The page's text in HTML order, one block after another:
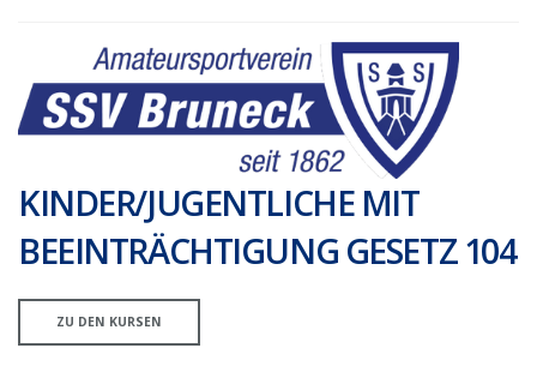
KINDER/JUGENTLICHE MIT
BEEINTRÄCHTIGUNG GESETZ 104
ZU DEN KURSEN